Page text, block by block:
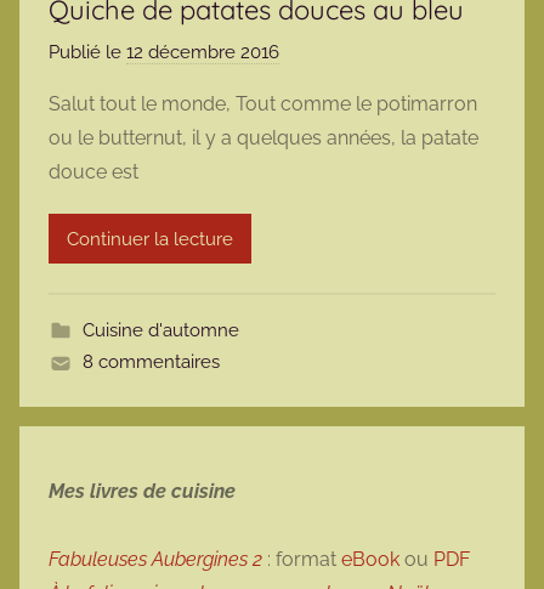
Quiche de patates douces au bleu
Publié le 12 décembre 2016
r
m
Salut tout le monde, Tout comme le potimarron
ou le butternut, il y a quelques années, la patate
douce est
Continuer la lecture
Cuisine d'automne
8 commentaires
Mes livres de cuisine
Fabuleuses Aubergines 2 : format eBook ou PDF